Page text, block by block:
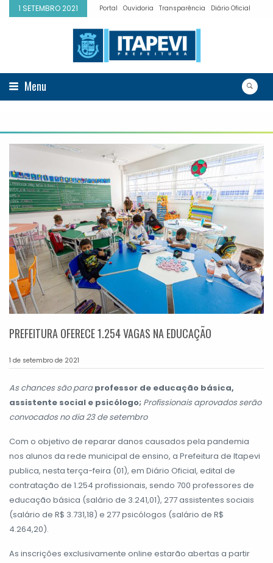
1 SETEMBRO 2021 Portal Ouvidoria Transparência Diário Oficial
Menu
PREFEITURA OFERECE 1.254 VAGAS NA EDUCAÇÃO
1 de setembro de 2021
As chances são paraprofessor de educação básica,
assistente social e psicólogo; Profissionais aprovados serão
convocados no dia 23 de setembro
Com o objetivo de reparar danos causados pela pandemia
nos alunos da rede municipal de ensino, a Prefeitura de Itapevi
publica, nesta terça-feira (01), em Diário Oficial, edital de
contratação de 1.254 profissionais, sendo 700 professores de
educação básica (salário de 3.241,01), 277 assistentes sociais
(salário de R$ 3.731,18) e 277 psicólogos (salário de R$
4.264,20).
As inscrições exclusivamente online estarão abertas a partir